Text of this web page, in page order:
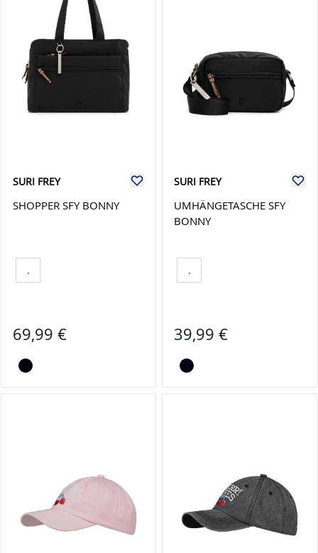
SURI FREY
SHOPPER SFY BONNY
.
69,99 €
SURI FREY
UMHÄNGETASCHE SFY
BONNY
.
39,99 €